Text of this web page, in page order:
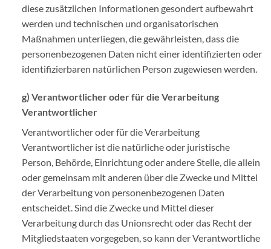
diese zusätzlichen Informationen gesondert aufbewahrt
werden und technischen und organisatorischen
Maßnahmen unterliegen, die gewährleisten, dass die
personenbezogenen Daten nicht einer identifizierten oder
identifizierbaren natürlichen Person zugewiesen werden.
g) Verantwortlicher oder für die Verarbeitung
Verantwortlicher
Verantwortlicher oder für die Verarbeitung
Verantwortlicher ist die natürliche oder juristische
Person, Behörde, Einrichtung oder andere Stelle, die allein
oder gemeinsam mit anderen über die Zwecke und Mittel
der Verarbeitung von personenbezogenen Daten
entscheidet. Sind die Zwecke und Mittel dieser
Verarbeitung durch das Unionsrecht oder das Recht der
Mitgliedstaaten vorgegeben, so kann der Verantwortliche